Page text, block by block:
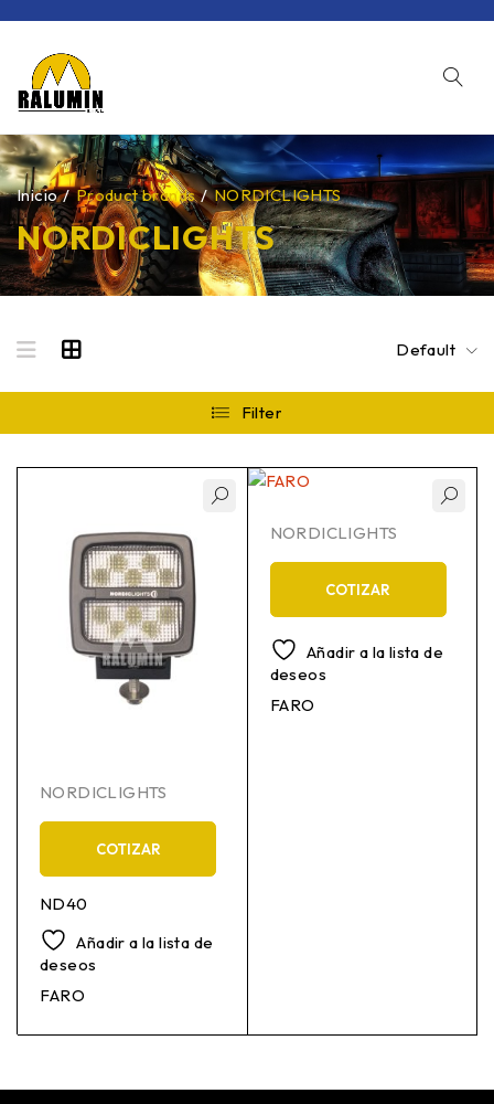
NORDICLIGHTS
Inicio / Product brands / NORDICLIGHTS
Default
Filter
NORDICLIGHTS
COTIZAR
ND40
Añadir a la lista de
deseos
FARO
NORDICLIGHTS
COTIZAR
Añadir a la lista de
deseos
FARO